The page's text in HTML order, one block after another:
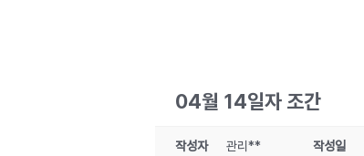
04월 14일자 조간
작성자 관리** 작성일